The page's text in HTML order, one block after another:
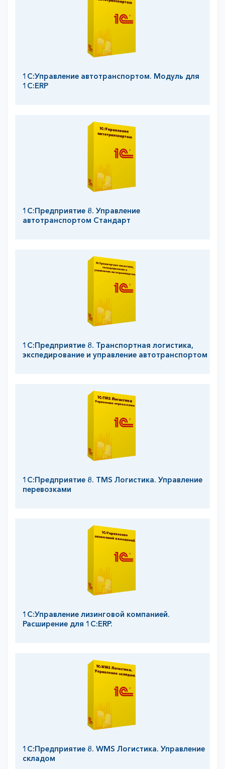
1С:Управление автотранспортом. Модуль для
1С:ERP
1С:Предприятие 8. Управление
автотранспортом Стандарт
1С:Предприятие 8. Транспортная логистика,
экспедирование и управление автотранспортом
1С:Предприятие 8. TMS Логистика. Управление
перевозками
1С:Управление лизинговой компанией.
Расширение для 1С:ERP.
1С:Предприятие 8. WMS Логистика. Управление
складом